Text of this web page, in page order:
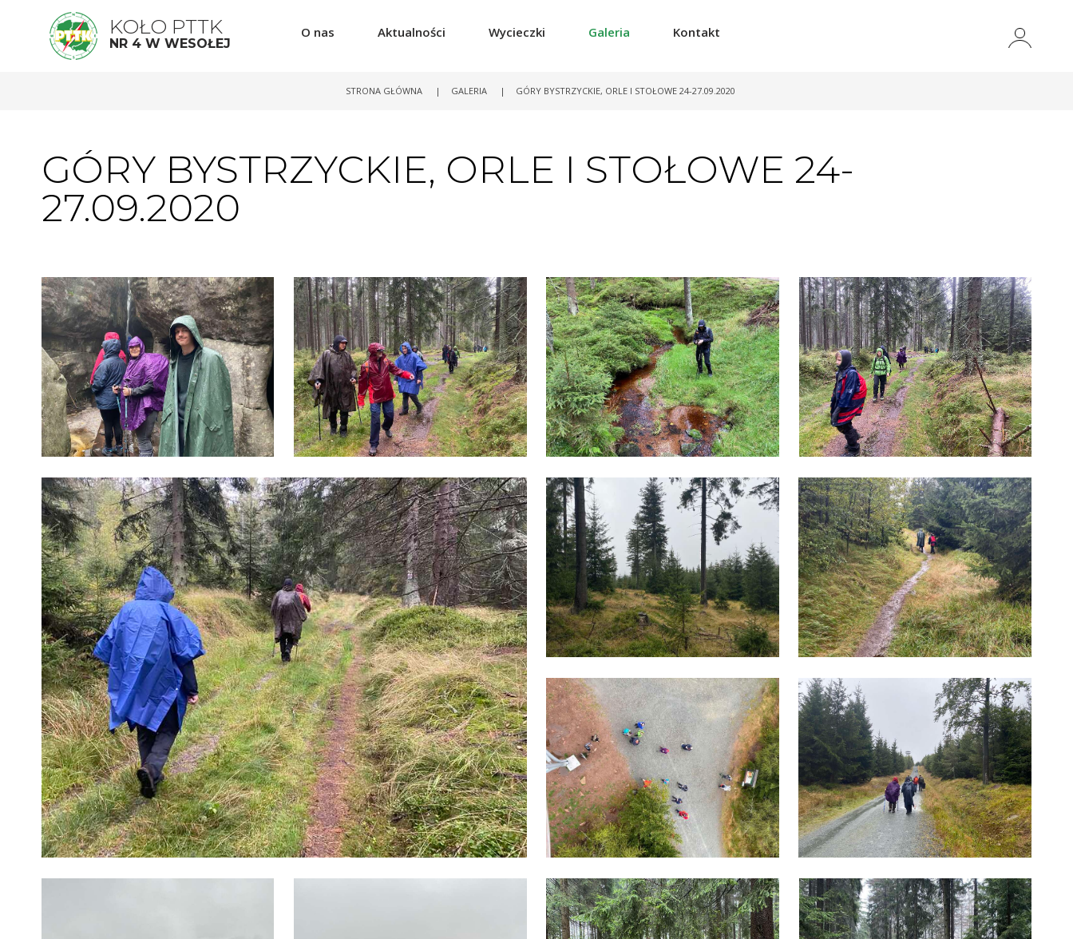
KOŁO PTTK
NR 4 W WESOŁEJ
O nas Aktualności Wycieczki Galeria Kontakt
STRONA GŁÓWNA | GALERIA | GÓRY BYSTRZYCKIE, ORLE I STOŁOWE 24-27.09.2020
GÓRY BYSTRZYCKIE, ORLE I STOŁOWE 24-
27.09.2020